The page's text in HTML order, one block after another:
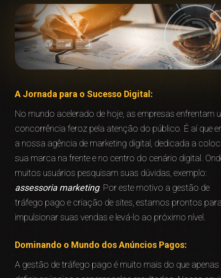
A Jornada para o Sucesso Digital:
No mundo acelerado de hoje, as empresas enfrentam
concorrência feroz pela atenção do público. É aí que
a nossa agência de marketing digital, dedicada a
sua marca na frente e no centro do cenário digital.
muitos usuários pesquisam suas dúvidas, exemplo:
assessoria marketing. Por este motivo a gestão de
tráfego pago e criação de sites, estamos prontos
impulsionar suas vendas e levá-lo ao próximo nível.
Dominando o Mundo dos Anúncios Pagos:
A gestão de tráfego pago é muito mais do que apenas